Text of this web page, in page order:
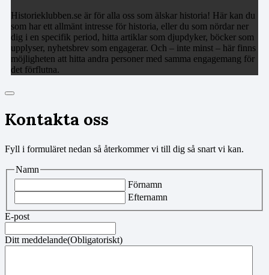
Historieklubben.se är för alla oss som älskar historia! Här kan du
som har ett allmänt intresse för historia, eller du som nördar ner
dig i en specifik period, hitta artiklar som djupdyker, böcker som
upplyser, nyhetsbrev som engagerar. Och – inte minst – här finns
möjligheten att hitta andra personer med samma engagemang för
det förflutna.
Kontakta oss
Fyll i formuläret nedan så återkommer vi till dig så snart vi kan.
Namn
Förnamn
Efternamn
E-post
Ditt meddelande(Obligatoriskt)